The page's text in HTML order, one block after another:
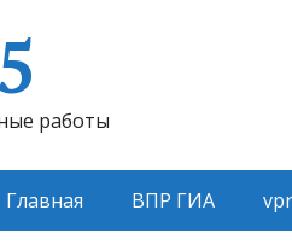
работы
Главная ВПР ГИА